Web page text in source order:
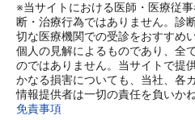
※当サイトにおける医師・医療従
断・治療行為ではありません。診
切な医療機関での受診をおすすめ
個人の見解によるものであり、全
のではありません。当サイトで提
かなる損害についても、当社、各
情報提供者は一切の責任を負いかね
免責事項